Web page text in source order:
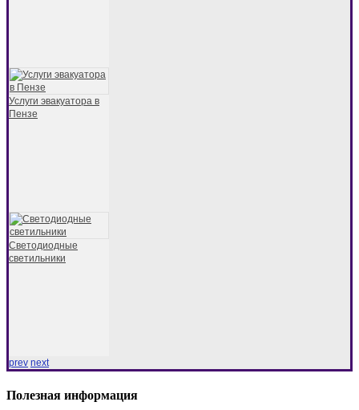
Услуги эвакуатора в
Пензе
Светодиодные
светильники
prev next
Полезная информация